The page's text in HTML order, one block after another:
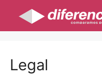
contenido
Legal